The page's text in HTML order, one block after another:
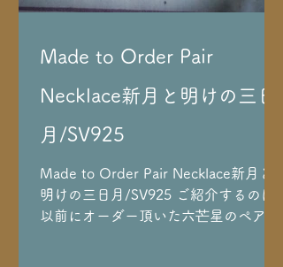
Made to Order Pair
Necklace新月と明けの三日
月/SV925
Made to Order Pair Necklace新月と
明けの三日月/SV925 ご紹介するのは
以前にオーダー頂いた六芒星のペアネ